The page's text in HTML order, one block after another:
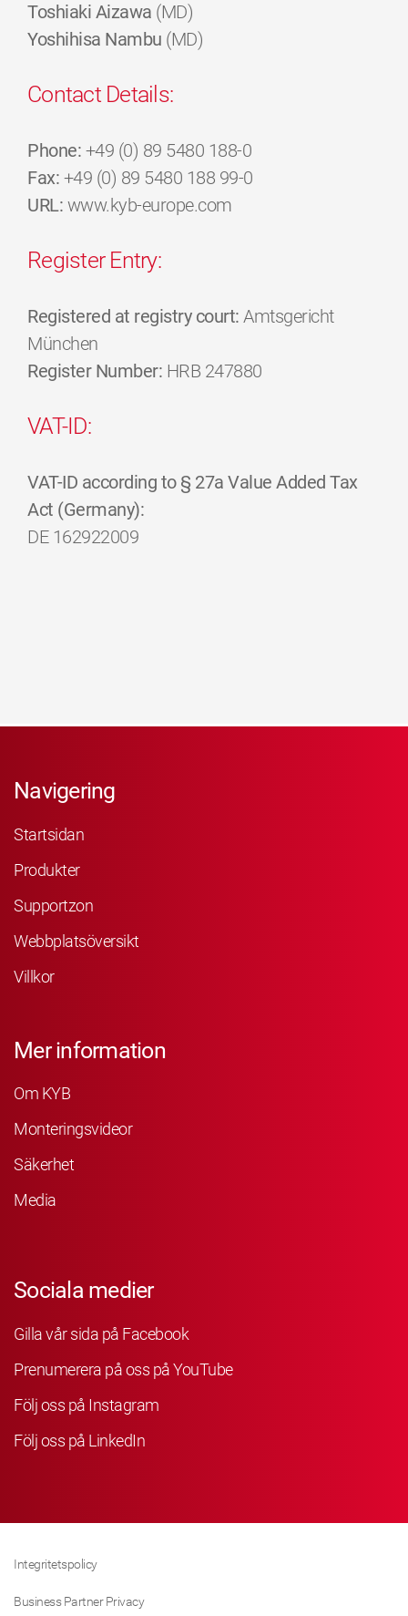
Toshiaki Aizawa (MD)
Yoshihisa Nambu (MD)
Contact Details:
Phone: +49 (0) 89 5480 188-0
Fax: +49 (0) 89 5480 188 99-0
URL: www.kyb-europe.com
Register Entry:
Registered at registry court: Amtsgericht
München
Register Number: HRB 247880
VAT-ID:
VAT-ID according to § 27a Value Added Tax
Act (Germany):
DE 162922009
Navigering
Startsidan
Produkter
Supportzon
Webbplatsöversikt
Villkor
Mer information
Om KYB
Monteringsvideor
Säkerhet
Media
Sociala medier
Gilla vår sida på Facebook
Prenumerera på oss på YouTube
Följ oss på Instagram
Följ oss på LinkedIn
Integritetspolicy
Business Partner Privacy